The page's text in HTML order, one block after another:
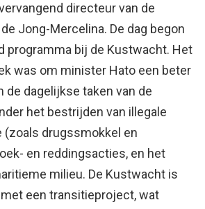
directeur van de
Jong-Mercelina. De dag begon
programma bij de Kustwacht. Het
was om minister Hato een beter
de dagelijkse taken van de
het bestrijden van illegale
(zoals drugssmokkel en
en reddingsacties, en het
milieu. De Kustwacht is
een transitieproject, wat